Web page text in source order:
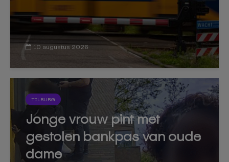
10 augustus 2026
TILBURG
Jonge vrouw pint met
gestolen bankpas van oude
dame